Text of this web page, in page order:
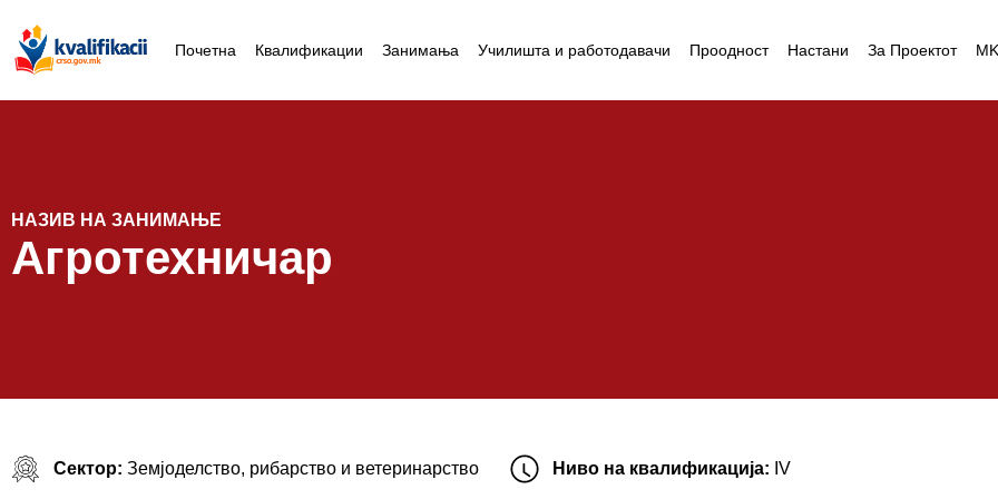
Почетна Квалификации Занимања Училишта и работодавачи Проодност Настани За Проектот MK
НАЗИВ НА ЗАНИМАЊЕ
Агротехничар
Сектор: Земјоделство, рибарство и ветеринарство Ниво на квалификација: IV